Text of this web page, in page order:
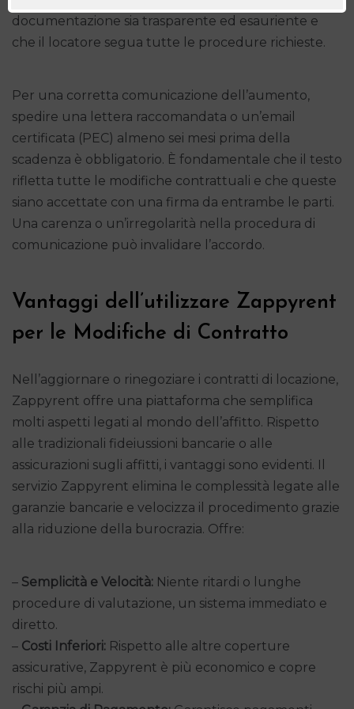
documentazione sia trasparente ed esauriente e
che il locatore segua tutte le procedure richieste.
Per una corretta comunicazione dell’aumento,
spedire una lettera raccomandata o un’email
certificata (PEC) almeno sei mesi prima della
scadenza è obbligatorio. È fondamentale che il testo
rifletta tutte le modifiche contrattuali e che queste
siano accettate con una firma da entrambe le parti.
Una carenza o un’irregolarità nella procedura di
comunicazione può invalidare l’accordo.
Vantaggi dell’utilizzare Zappyrent
per le Modifiche di Contratto
Nell’aggiornare o rinegoziare i contratti di locazione,
Zappyrent offre una piattaforma che semplifica
molti aspetti legati al mondo dell’affitto. Rispetto
alle tradizionali fideiussioni bancarie o alle
assicurazioni sugli affitti, i vantaggi sono evidenti. Il
servizio Zappyrent elimina le complessità legate alle
garanzie bancarie e velocizza il procedimento grazie
alla riduzione della burocrazia. Offre:
– Semplicità e Velocità: Niente ritardi o lunghe
procedure di valutazione, un sistema immediato e
diretto.
– Costi Inferiori: Rispetto alle altre coperture
assicurative, Zappyrent è più economico e copre
rischi più ampi.